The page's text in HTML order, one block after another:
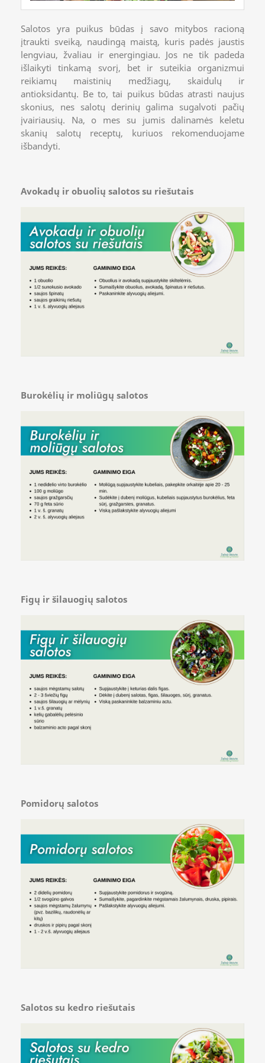
Salotos yra puikus būdas į savo mitybos racioną
įtraukti sveiką, naudingą maistą, kuris padės jaustis
lengviau, žvaliau ir energingiau. Jos ne tik padeda
išlaikyti tinkamą svorį, bet ir suteikia organizmui
reikiamų maistinių medžiagų, skaidulų ir
antioksidantų. Be to, tai puikus būdas atrasti naujus
skonius, nes salotų derinių galima sugalvoti pačių
įvairiausių. Na, o mes su jumis dalinamės keletu
skanių salotų receptų, kuriuos rekomenduojame
išbandyti.
Avokadų ir obuolių salotos su riešutais
Burokėlių ir moliūgų salotos
Figų ir šilauogių salotos
Pomidorų salotos
Salotos su kedro riešutais